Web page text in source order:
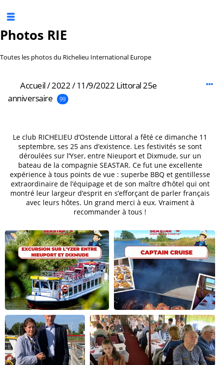
Photos RIE
Toutes les photos du Richelieu International Europe
Accueil/2022/11/9/2022 Littoral 25e
anniversaire
99
Le club RICHELIEU d’Ostende Littoral a fêté ce dimanche 11
septembre, ses 25 ans d’existence. Les festivités se sont
déroulées sur l’Yser, entre Nieuport et Dixmude, sur un
bateau de la compagnie SEASTAR. Ce fut une excellente
expérience à tous points de vue : superbe BBQ et gentillesse
extraordinaire de l’équipage et de son maître d’hôtel qui ont
montré leur largeur d’esprit en s’efforçant de parler français
avec leurs hôtes. Un grand merci à eux. Vraiment à
recommander à tous !